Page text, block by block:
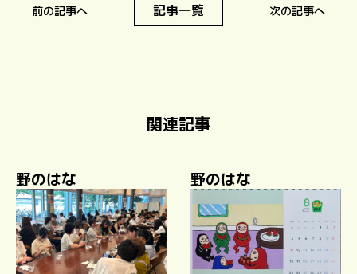
前の記事へ 記事一覧 次の記事へ
関連記事
野のはな 野のはな